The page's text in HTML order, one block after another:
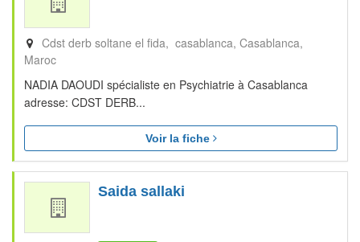
Cdst derb soltane el fida, casablanca Casablanca
Maroc
NADIA DAOUDI spécialiste en Psychiatrie à Casablanca
adresse: CDST DERB...
Voir la fiche
Saida sallaki